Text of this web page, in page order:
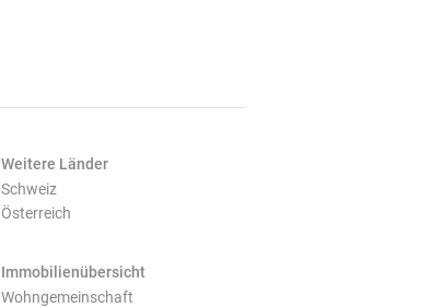
Weitere Länder
Schweiz
Österreich
Immobilienübersicht
Wohngemeinschaft